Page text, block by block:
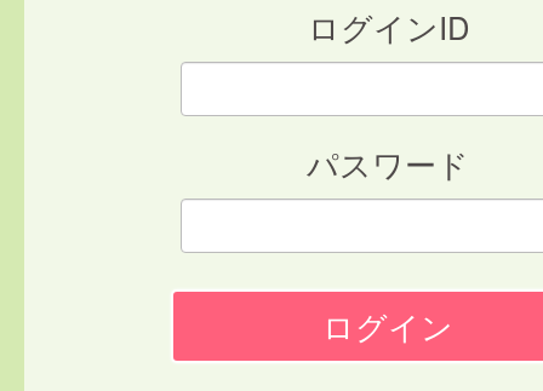
ログインID
パスワード